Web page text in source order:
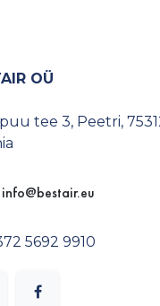
OÜ
tee 3, Peetri,
info@​bestair.eu
5692 9910